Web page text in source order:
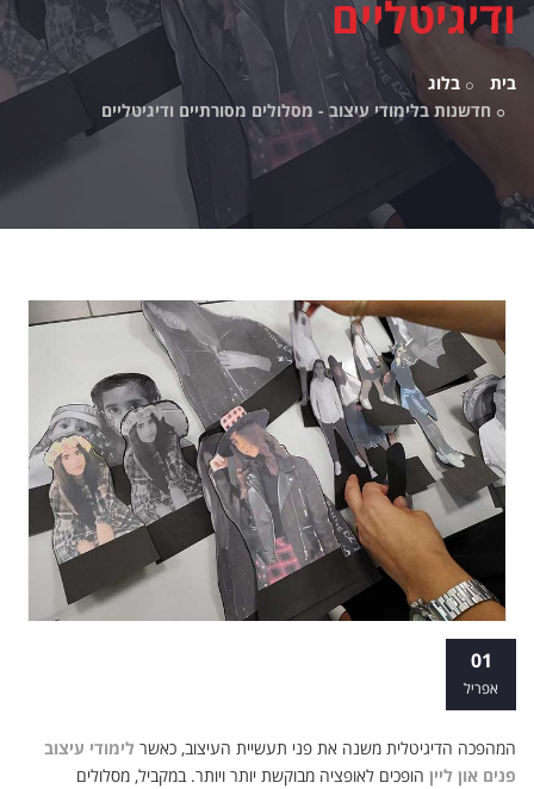
ודיגיטליים
בית
בלוג
חדשנות בלימודי עיצוב - מסלולים מסורתיים ודיגיטליים
01
אפריל
המהפכה הדיגיטלית משנה את פני תעשיית העיצוב, כאשר לימודי עיצוב
פנים און ליין הופכים לאופציה מבוקשת יותר ויותר. במקביל, מסלולים